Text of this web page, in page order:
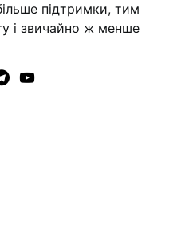
підтримки, тим
і звичайно ж менше